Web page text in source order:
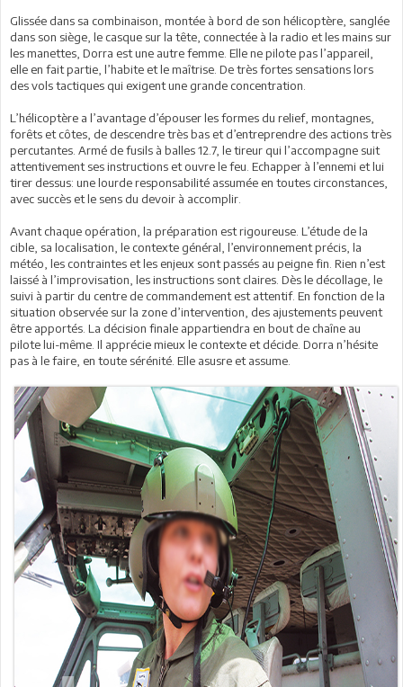
Glissée dans sa combinaison, montée à bord de son hélicoptère, sanglée
dans son siège, le casque sur la tête, connectée à la radio et les mains sur
les manettes, Dorra est une autre femme. Elle ne pilote pas l’appareil,
elle en fait partie, l’habite et le maîtrise. De très fortes sensations lors
des vols tactiques qui exigent une grande concentration.
L’hélicoptère a l’avantage d’épouser les formes du relief, montagnes,
forêts et côtes, de descendre très bas et d’entreprendre des actions très
percutantes. Armé de fusils à balles 12.7, le tireur qui l’accompagne suit
attentivement ses instructions et ouvre le feu. Echapper à l’ennemi et lui
tirer dessus: une lourde responsabilité assumée en toutes circonstances,
avec succès et le sens du devoir à accomplir.
Avant chaque opération, la préparation est rigoureuse. L’étude de la
cible, sa localisation, le contexte général, l’environnement précis, la
météo, les contraintes et les enjeux sont passés au peigne fin. Rien n’est
laissé à l’improvisation, les instructions sont claires. Dès le décollage, le
suivi à partir du centre de commandement est attentif. En fonction de la
situation observée sur la zone d’intervention, des ajustements peuvent
être apportés. La décision finale appartiendra en bout de chaîne au
pilote lui-même. Il apprécie mieux le contexte et décide. Dorra n’hésite
pas à le faire, en toute sérénité. Elle asusre et assume.